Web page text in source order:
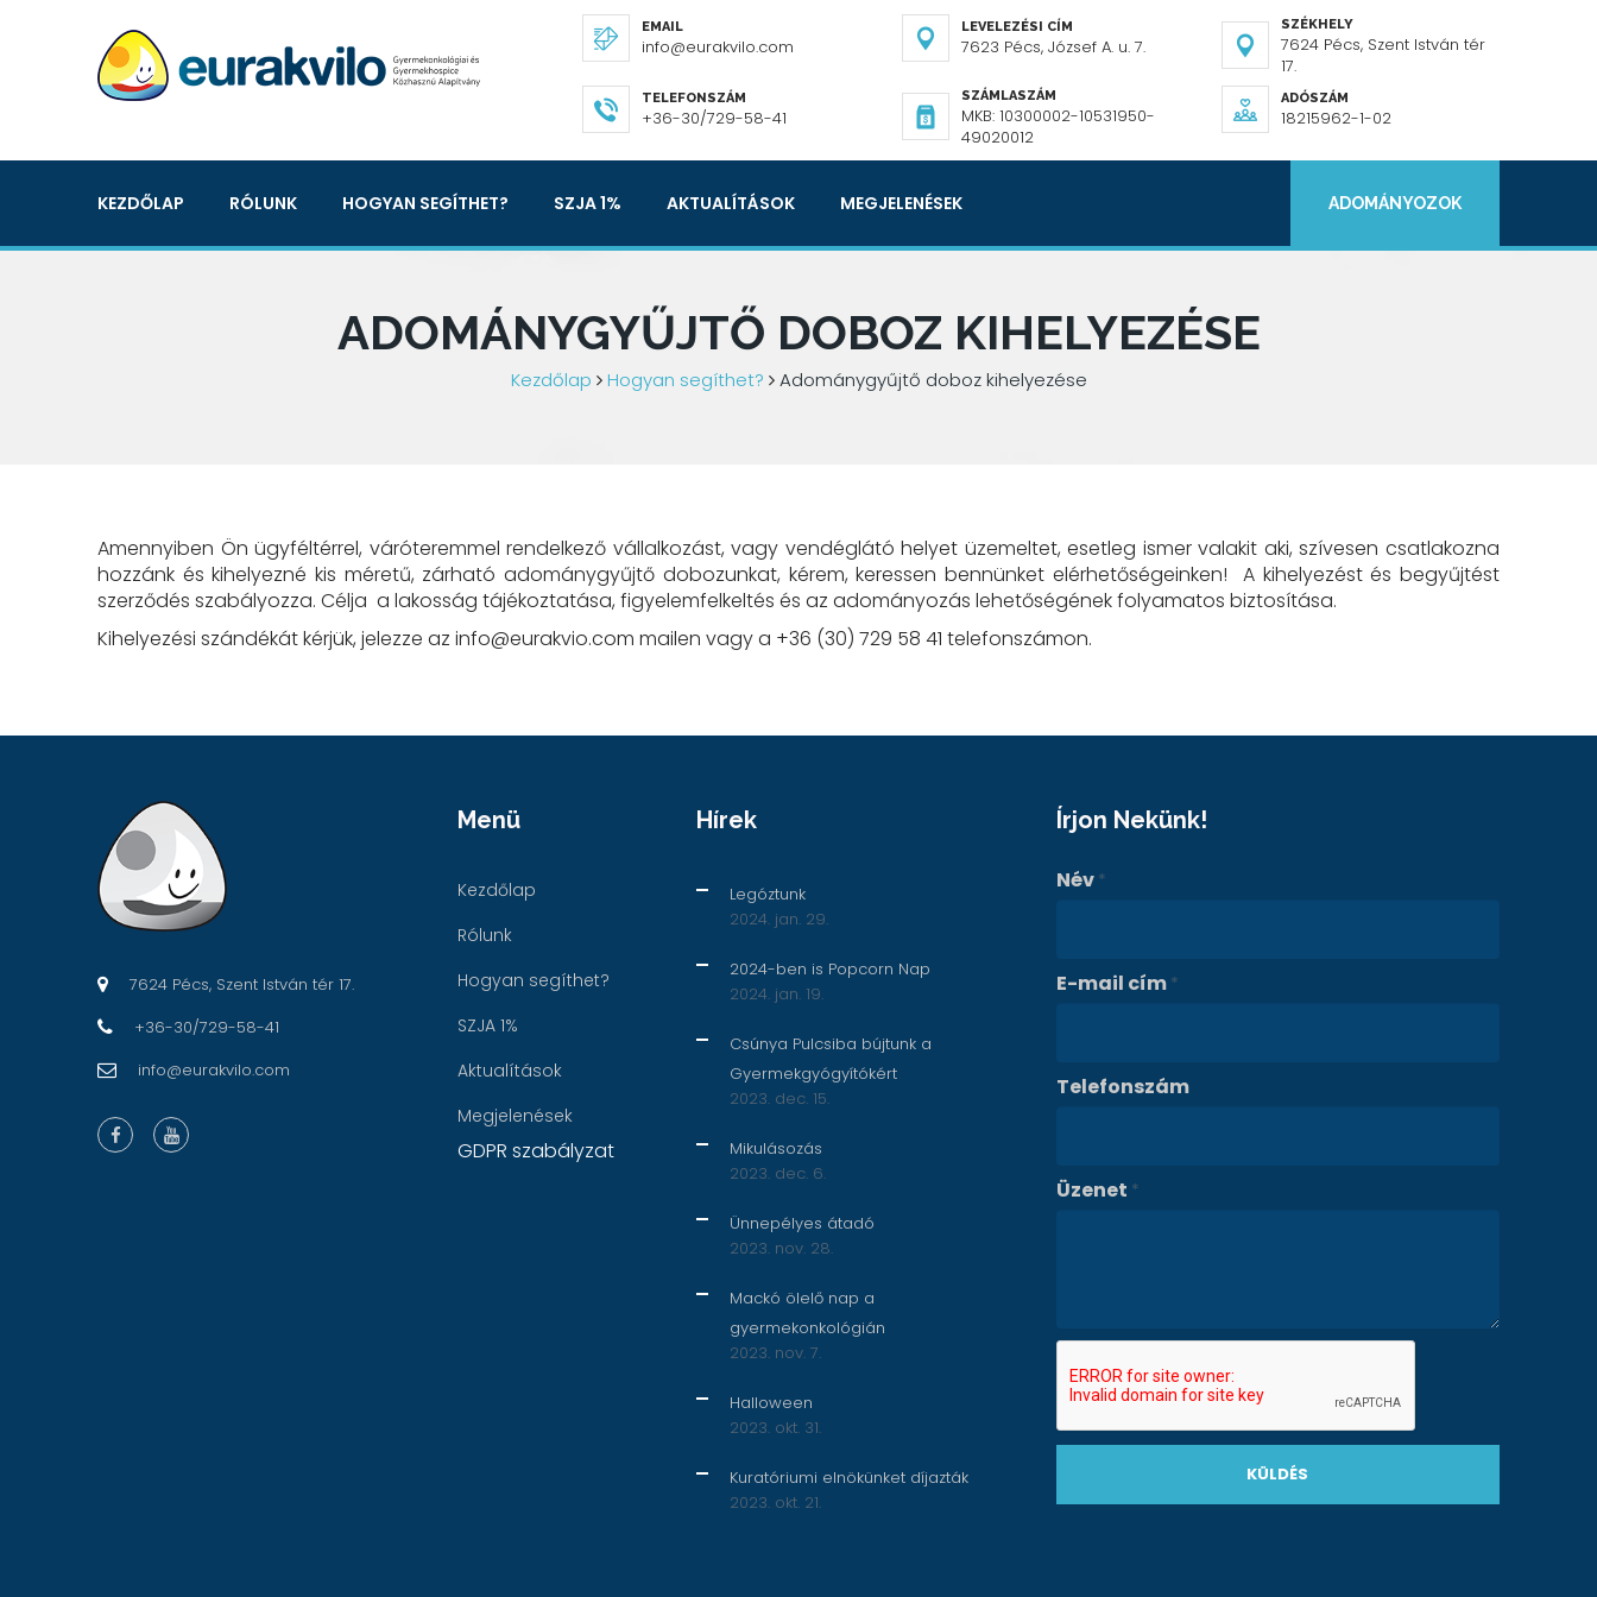
EMAIL
info@eurakvilo.com
LEVELEZÉSI CÍM
7623 Pécs, József A. u. 7.
SZÉKHELY
7624 Pécs, Szent István tér
17.
TELEFONSZÁM
+36-30/729-58-41
SZÁMLASZÁM
MKB: 10300002-10531950-
49020012
ADÓSZÁM
18215962-1-02
KEZDŐLAP RÓLUNK HOGYAN SEGÍTHET? SZJA 1% AKTUALÍTÁSOK MEGJELENÉSEK ADOMÁNYOZOK
ADOMÁNYGYŰJTŐ DOBOZ KIHELYEZÉSE
Kezdőlap Hogyan segíthet? Adománygyűjtő doboz kihelyezése
Amennyiben Ön ügyféltérrel, váróteremmel rendelkező vállalkozást, vagy vendéglátó helyet üzemeltet, esetleg ismer valakit aki, szívesen csatlakozna
hozzánk és kihelyezné kis méretű, zárható adománygyűjtő dobozunkat, kérem, keressen bennünket elérhetőségeinken! A kihelyezést és begyűjtést
szerződés szabályozza. Célja a lakosság tájékoztatása, figyelemfelkeltés és az adományozás lehetőségének folyamatos biztosítása.
Kihelyezési szándékát kérjük, jelezze az info@eurakvio.com mailen vagy a +36 (30) 729 58 41 telefonszámon.
7624 Pécs, Szent István tér 17.
+36-30/729-58-41
info@eurakvilo.com
Menü
Kezdőlap
Rólunk
Hogyan segíthet?
SZJA 1%
Aktualítások
Megjelenések
GDPR szabályzat
Hírek
Legóztunk
2024. jan. 29.
2024-ben is Popcorn Nap
2024. jan. 19.
Csúnya Pulcsiba bújtunk a
Gyermekgyógyítókért
2023. dec. 15.
Mikulásozás
2023. dec. 6.
Ünnepélyes átadó
2023. nov. 28.
Mackó ölelő nap a
gyermekonkológián
2023. nov. 7.
Halloween
2023. okt. 31.
Kuratóriumi elnökünket díjazták
2023. okt. 21.
Írjon Nekünk!
Név *
E-mail cím *
Telefonszám
Üzenet *
KÜLDÉS